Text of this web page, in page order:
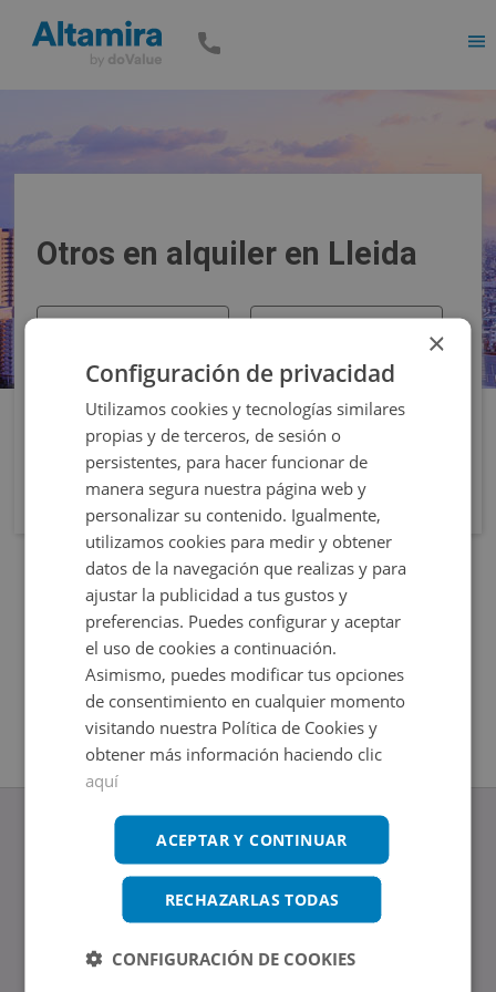
Otros en alquiler en Lleida
www.altamirainmuebles.com
Edificio Skylight
Tel.: 914 842 874
×
Configuración de privacidad
Utilizamos cookies y tecnologías similares
propias y de terceros, de sesión o
persistentes, para hacer funcionar de
manera segura nuestra página web y
personalizar su contenido. Igualmente,
utilizamos cookies para medir y obtener
datos de la navegación que realizas y para
ajustar la publicidad a tus gustos y
preferencias. Puedes configurar y aceptar
el uso de cookies a continuación.
Asimismo, puedes modificar tus opciones
de consentimiento en cualquier momento
visitando nuestra Política de Cookies y
obtener más información haciendo clic
aquí
ACEPTAR Y CONTINUAR
RECHAZARLAS TODAS
CONFIGURACIÓN DE COOKIES